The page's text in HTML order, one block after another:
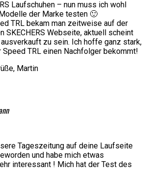
Laufschuhen – nun muss ich wohl
der Marke testen 🙂
TRL bekam man zeitweise auf der
SKECHERS Webseite, aktuell scheint
zu sein. Ich hoffe ganz stark,
Speed TRL einen Nachfolger bekommt!
Martin
Tageszeitung auf deine Laufseite
und habe mich etwas
interessant ! Mich hat der Test des